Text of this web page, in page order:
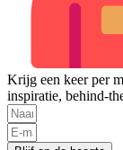
Krijg een keer per
inspiratie, behind-